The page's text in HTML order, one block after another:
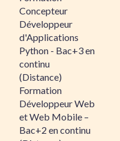
Concepteur
Développeur
d'Applications
Python - Bac+3 en
continu
(Distance)
Formation
Développeur Web
et Web Mobile –
Bac+2 en continu